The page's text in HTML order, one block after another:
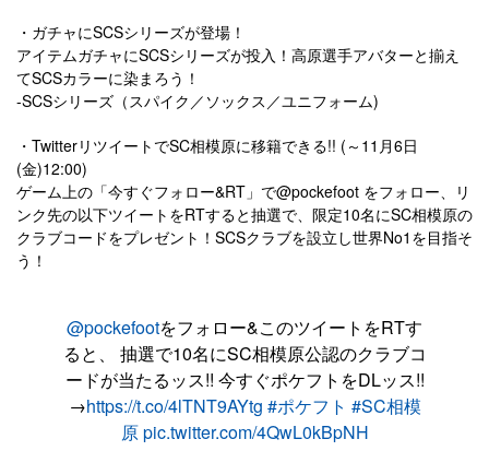
・ガチャにSCSシリーズが登場！
アイテムガチャにSCSシリーズが投入！高原選手アバターと揃え
てSCSカラーに染まろう！
-SCSシリーズ（スパイク／ソックス／ユニフォーム)
・TwitterリツイートでSC相模原に移籍できる!! (～11月6日
(金)12:00)
ゲーム上の「今すぐフォロー&RT」で@pockefoot をフォロー、リ
ンク先の以下ツイートをRTすると抽選で、限定10名にSC相模原の
クラブコードをプレゼント！SCSクラブを設立し世界No1を目指そ
う！
@pockefootをフォロー&このツイートをRTす
ると、 抽選で10名にSC相模原公認のクラブコ
ードが当たるッス!! 今すぐポケフトをDLッス!!
→https://t.co/4lTNT9AYtg #ポケフト #SC相模
原pic.twitter.com/4QwL0kBpNH